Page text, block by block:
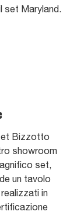
set Maryland.
Bizzotto
showroom
set,
un tavolo
in